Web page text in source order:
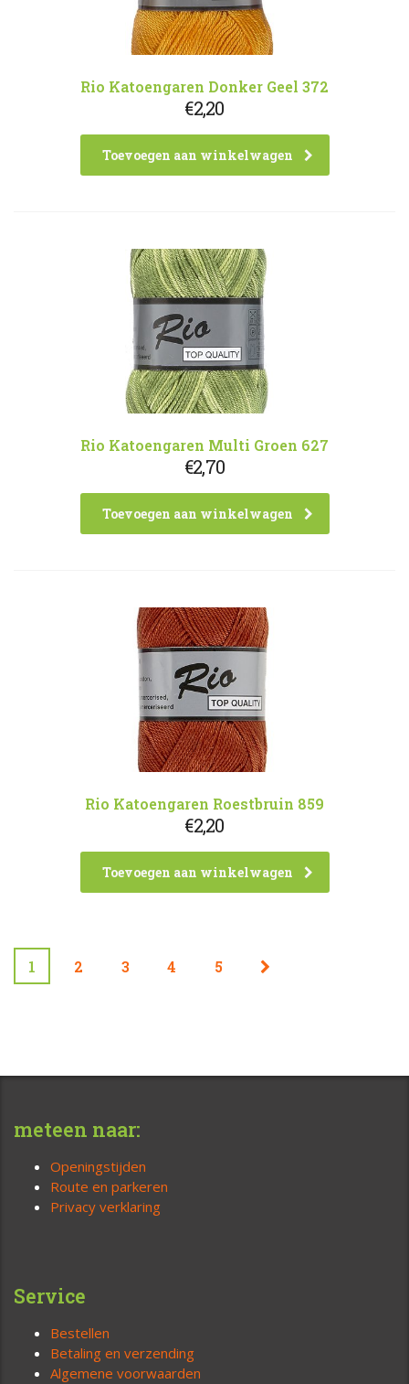
Rio Katoengaren Donker Geel 372
€2,20
Toevoegen aan winkelwagen
Rio Katoengaren Multi Groen 627
€2,70
Toevoegen aan winkelwagen
Rio Katoengaren Roestbruin 859
€2,20
Toevoegen aan winkelwagen
1 2 3 4 5
meteen naar:
Openingstijden
Route en parkeren
Privacy verklaring
Service
Bestellen
Betaling en verzending
Algemene voorwaarden